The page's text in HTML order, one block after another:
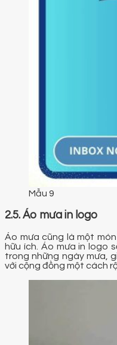
Mẫu 9
2.5. Áo mưa in logo
Áo mưa cũng là một
hữu ích. Áo mưa in logo
trong những ngày mưa,
với cộng đồng một cách